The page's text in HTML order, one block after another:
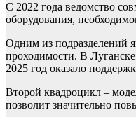
С 2022 года ведомство
оборудования,
Одним из подразделений
проходимости. В
2025 год оказало
Второй квадроцикл –
позволит значительно